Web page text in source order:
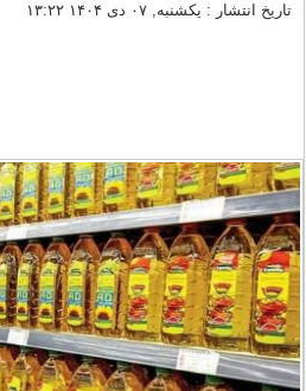
تاریخ انتشار : یکشنبه, ۰۷ دی ۱۴۰۴ ۱۳:۲۲